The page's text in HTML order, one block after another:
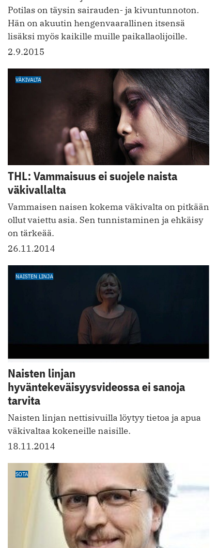
Potilas on täysin sairauden- ja kivuntunnoton.
Hän on akuutin hengenvaarallinen itsensä
lisäksi myös kaikille muille paikallaolijoille.
2.9.2015
VÄKIVALTA
THL: Vammaisuus ei suojele naista
väkivallalta
Vammaisen naisen kokema väkivalta on pitkään
ollut vaiettu asia. Sen tunnistaminen ja ehkäisy
on tärkeää.
26.11.2014
NAISTEN LINJA
Naisten linjan
hyväntekeväisyysvideossa ei sanoja
tarvita
Naisten linjan nettisivuilla löytyy tietoa ja apua
väkivaltaa kokeneille naisille.
18.11.2014
SOTA